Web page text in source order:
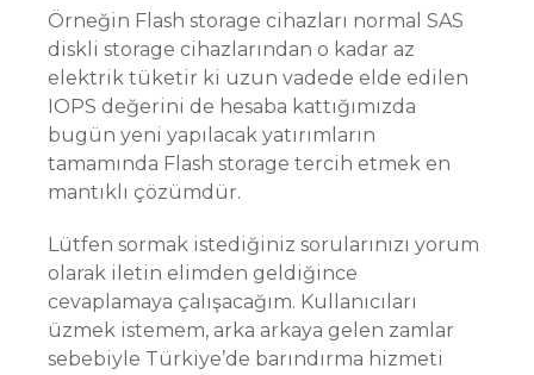
Örneğin Flash storage cihazları normal SAS
diskli storage cihazlarından o kadar az
elektrik tüketir ki uzun vadede elde edilen
IOPS değerini de hesaba kattığımızda
bugün yeni yapılacak yatırımların
tamamında Flash storage tercih etmek en
mantıklı çözümdür.
Lütfen sormak istediğiniz sorularınızı yorum
olarak iletin elimden geldiğince
cevaplamaya çalışacağım. Kullanıcıları
üzmek istemem, arka arkaya gelen zamlar
sebebiyle Türkiye’de barındırma hizmeti